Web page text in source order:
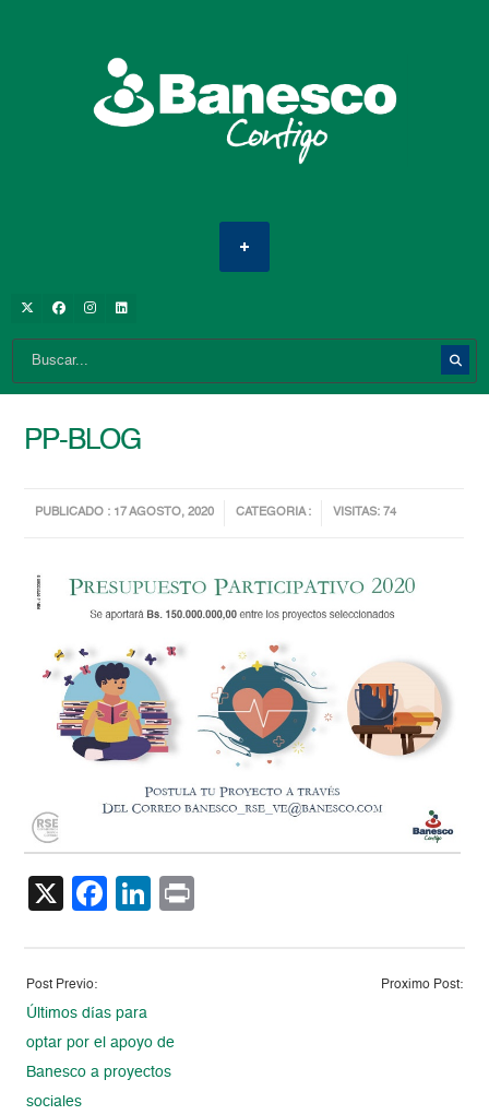
PP-BLOG
PUBLICADO : 17 AGOSTO, 2020 CATEGORIA : VISITAS: 74
X Facebook
LinkedIn
Post Previo:
Últimos días para
optar por el apoyo de
Banesco a proyectos
sociales
Proximo Post: